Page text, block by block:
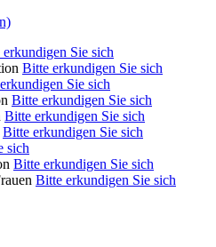
Sie sich
Bitte erkundigen Sie sich
Sie sich
Bitte erkundigen Sie sich
Bitte erkundigen Sie sich
Bitte erkundigen Sie sich
sich
Bitte erkundigen Sie sich
Bitte erkundigen Sie sich